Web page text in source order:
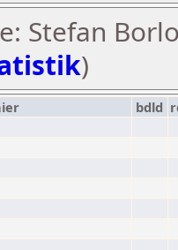
Stefan
)
bdld